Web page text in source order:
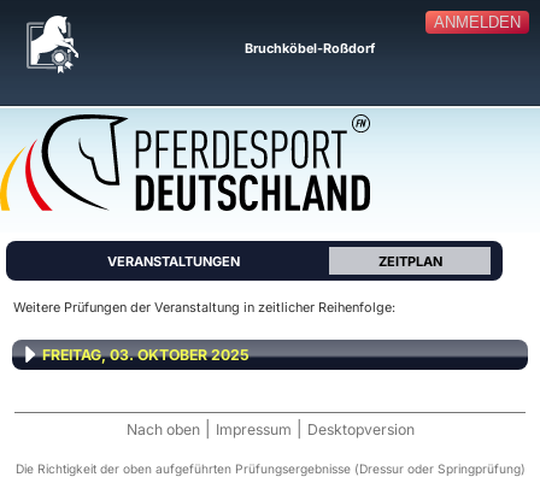
ANMELDEN
Bruchköbel-Roßdorf
VERANSTALTUNGEN ZEITPLAN
Weitere Prüfungen der Veranstaltung in zeitlicher Reihenfolge:
FREITAG, 03. OKTOBER 2025
Nach oben Impressum Desktopversion
Die Richtigkeit der oben aufgeführten Prüfungsergebnisse (Dressur oder Springprüfung)